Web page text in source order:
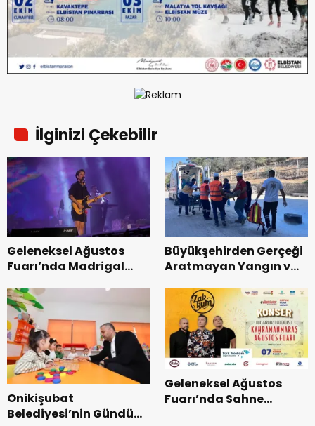
İlginizi Çekebilir
Geleneksel Ağustos
Fuarı’nda Madrigal
Büyükşehirden Gerçeği
Aratmayan Yangın ve
Onikişubat
Belediyesi’nin Gündüz
Geleneksel Ağustos
Fuarı’nda Sahne